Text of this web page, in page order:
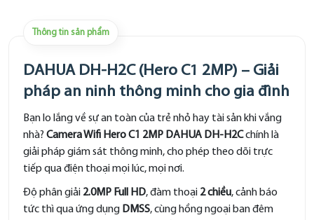
Thông tin sản phẩm
DAHUA DH-H2C (Hero C1 2MP) – Giải
pháp an ninh thông minh cho gia đình
Bạn lo lắng về sự an toàn của trẻ nhỏ hay tài sản khi vắng
nhà? Camera Wifi Hero C1 2MP DAHUA DH-H2Cchính là
giải pháp giám sát thông minh, cho phép theo dõi trực
tiếp qua điện thoại mọi lúc, mọi nơi.
Độ phân giải 2.0MP Full HD, đàm thoại 2 chiều, cảnh báo
tức thì qua ứng dụng DMSS, cùng hồng ngoại ban đêm